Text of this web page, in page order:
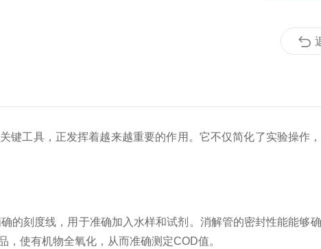
键工具，正发挥着越来越重要的作用。它不仅简化了实验操作
刻度线，用于准确加入水样和试剂。消解管的密封性能能够
使有机物全氧化，从而准确测定COD值。